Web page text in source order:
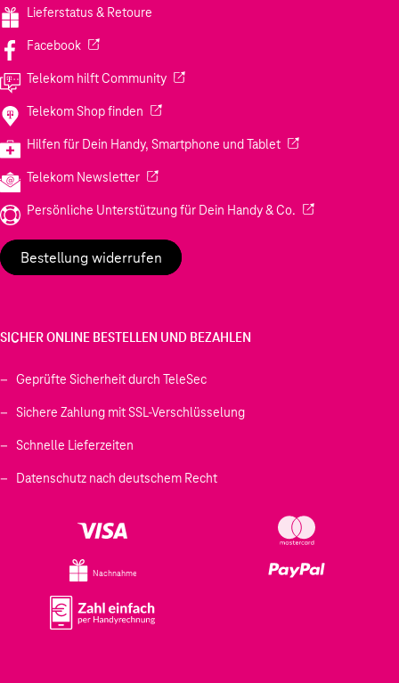
Lieferstatus & Retoure
Facebook(Wird in einem neuen Tab geöffnet)
Telekom hilft Community(Wird in einem neuen Tab geöffnet)
Telekom Shop finden (Wird in einem neuen Tab geöffnet)
Hilfen für Dein Handy, Smartphone und Tablet(Wird in einem
Telekom Newsletter(Wird in einem neuen Tab geöffnet)
Persönliche Unterstützung für Dein Handy & Co. (Wird in einem
Bestellung widerrufen
SICHER ONLINE BESTELLEN UND BEZAHLEN
Geprüfte Sicherheit durch TeleSec
Sichere Zahlung mit SSL-Verschlüsselung
Schnelle Lieferzeiten
Datenschutz nach deutschem Recht
Nachnahme